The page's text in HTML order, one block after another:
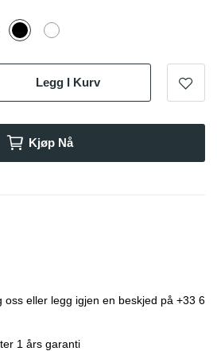
Sort Hvit
Legg I Kurv
Kjøp Nå
oss eller legg igjen en beskjed på +33 6
1 års garanti